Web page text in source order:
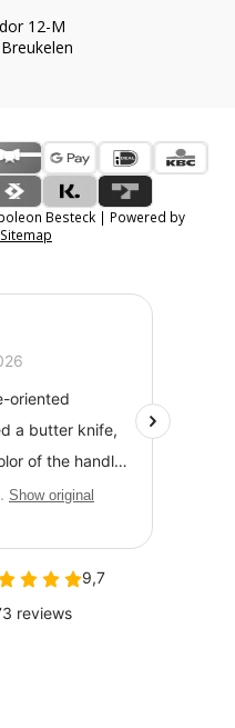
12-M
Besteck | Powered by
Sitemap